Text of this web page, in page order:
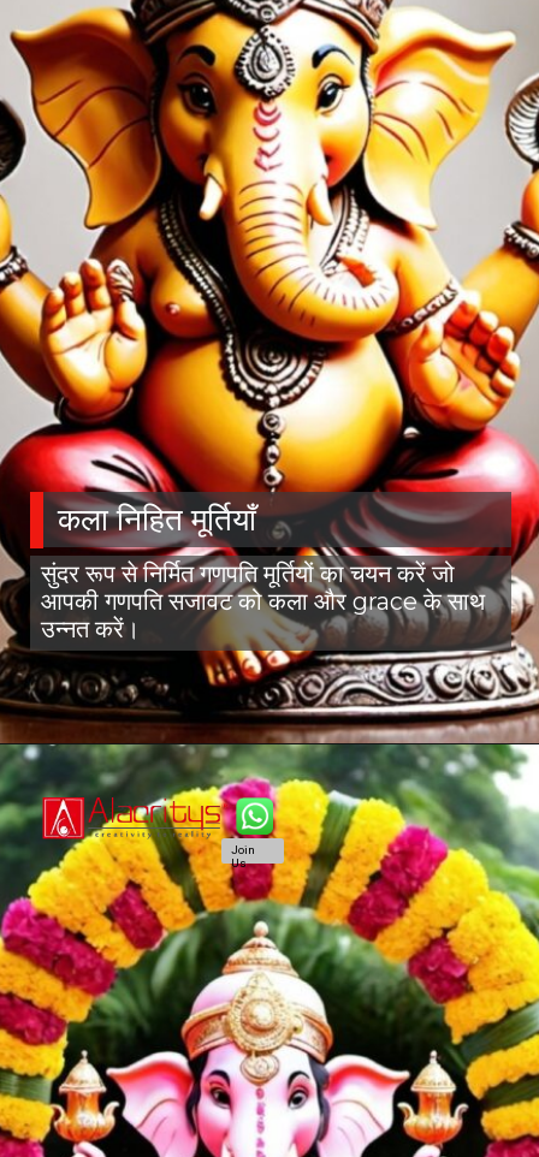
कला निहित मूर्तियाँ
सुंदर रूप से निर्मित गणपति मूर्तियों का चयन करें जो
आपकी गणपति सजावट को कला और grace के साथ
उन्नत करें।
Join
Us